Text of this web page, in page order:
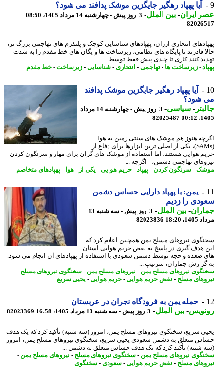
آیا پهپاد رهگیر جایگزین موشک پدافند می شود؟
ایران- بین الملل-3 روز پیش - چهارشنبه 14 مرداد 1405، 08:50
انتحاری ارزان، پهپادهای شناسایی کوچک و پلتفرم های تهاجمی بزرگ تر،
قادرند تا پایگاه های نظامی، زیرساخت ها و یگان های خط مقدم را به شدت
کنند کاری تا چندی پیش فقط توسط ...
-زیرساخت ها- تهاجمی-انتحاری- شناسایی-زیرساخت-خط مقدم
آیا پهپاد رهگیر جایگزین موشک پدافند
شود؟
-سیاسی-
3 روز پیش - چهارشنبه 14 مرداد
82025487
هنوز هم موشک های سنتی زمین به هوا
(SAMs)، یکی از اصلی ترین ابزارها برای دفاع از
هوایی هستند، اما استفاده از موشک های گران برای مهار و سرنگون کردن
تهاجمی دشمن، - اگرچه ...
-سرنگون کردن-پهپاد -حریم هوایی- یکی از-هوا-پهپادهای متخاصم
یمن: با پهپاد دارایی حساس دشمن
را زدیم
- بین الملل-
3 روز پیش - سه شنبه 13
18:20
82023836
نیروهای مسلح یمن همچنین اعلام کرد که
هدف گیری در پاسخ به نقض حریم هوایی استان
صعده و حجه توسط دشمن سعودی با استفاده از پهپادهای آن انجام می شود. -
جماران، سرتیپ ...
نیروهای مسلح یمن -نیروهای مسلح یمن -سخنگوی نیروهای مسلح-
مسلح-نقض حریم هوایی- حریم هوایی- یحیی سریع
حمله یمن به فرودگاه نجران در عربستان
-بین الملل-3 روز پیش - سه شنبه 13 مرداد 1405، 16:58 82023369
سریع، سخنگوی نیروهای مسلح یمن، امروز (سه شنبه) تأکید کرد که یک هدف
متعلق به دشمن سعودی یحیی سریع، سخنگوی نیروهای مسلح یمن، امروز
شنبه) تأکید کرد که یک هدف حساس متعلق به دشمن ...
نیروهای مسلح یمن -سخنگوی نیروهای مسلح-نیروهای مسلح یمن -
مسلح-نقض حریم هوایی- سعودی-سخنگوی